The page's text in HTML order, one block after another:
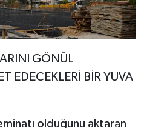
GÖNÜL
EDECEKLERİ BİR YUVA
olduğunu aktaran